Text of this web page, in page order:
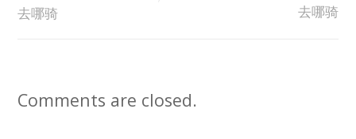
去哪骑 去哪骑
Comments are closed.